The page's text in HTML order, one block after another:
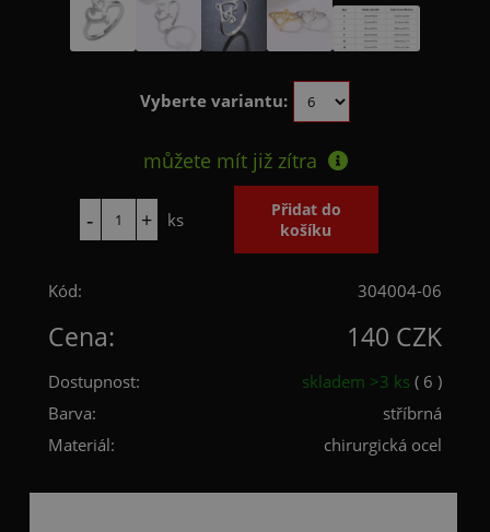
Vyberte variantu:
můžete mít již zítra
ks
Kód: 304004-06
Cena: 140 CZK
Dostupnost: skladem >3 ks( 6 )
Barva:
stříbrná
Materiál:
chirurgická ocel